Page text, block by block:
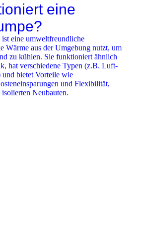
eine
eine umweltfreundliche
Wärme aus der Umgebung nutzt, um
zu kühlen. Sie funktioniert ähnlich
hat verschiedene Typen (z.B. Luft-
und bietet Vorteile wie
und Flexibilität,
Neubauten.